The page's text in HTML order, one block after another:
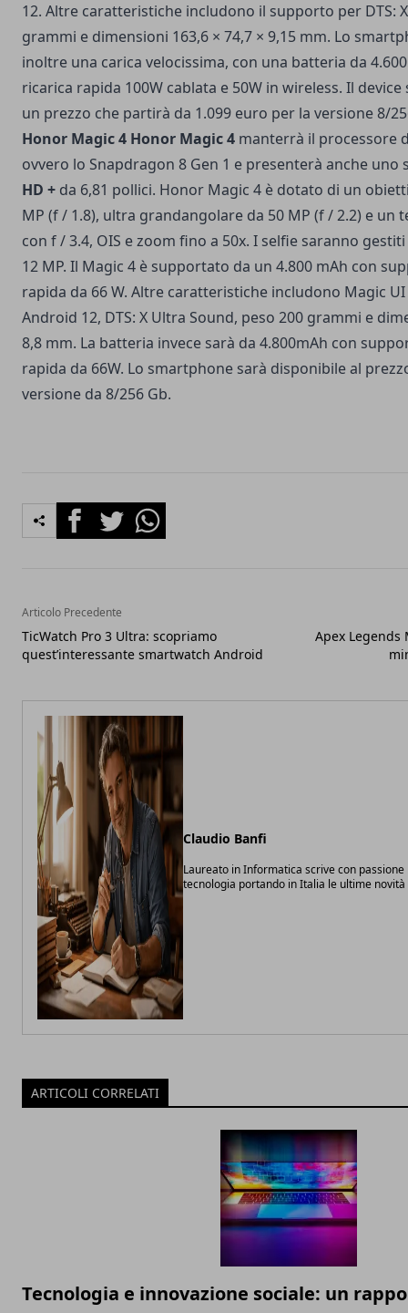
12. Altre caratteristiche includono il supporto per DTS:
grammi e dimensioni 163,6 × 74,7 × 9,15 mm. Lo
inoltre una carica velocissima, con una batteria da
ricarica rapida 100W cablata e 50W in wireless. Il
un prezzo che partirà da 1.099 euro per la versione 8/
Honor Magic 4 Honor Magic 4 manterrà il processore
ovvero lo Snapdragon 8 Gen 1 e presenterà anche uno
HD + da 6,81 pollici. Honor Magic 4 è dotato di un
MP (f / 1.8), ultra grandangolare da 50 MP (f / 2.2) e un
con f / 3.4, OIS e zoom fino a 50x. I selfie saranno
12 MP. Il Magic 4 è supportato da un 4.800 mAh con
rapida da 66 W. Altre caratteristiche includono Magic UI
Android 12, DTS: X Ultra Sound, peso 200 grammi e
8,8 mm. La batteria invece sarà da 4.800mAh con
rapida da 66W. Lo smartphone sarà disponibile al
versione da 8/256 Gb.
FacebookTwitterWhatsapp
Articolo Precedente
TicWatch Pro 3 Ultra: scopriamo
quest’interessante smartwatch Android
Apex
Claudio Banfi
Laureato in Informatica scrive con
tecnologia portando in Italia le ultime novità
ARTICOLI CORRELATI
Tecnologia e innovazione sociale: un